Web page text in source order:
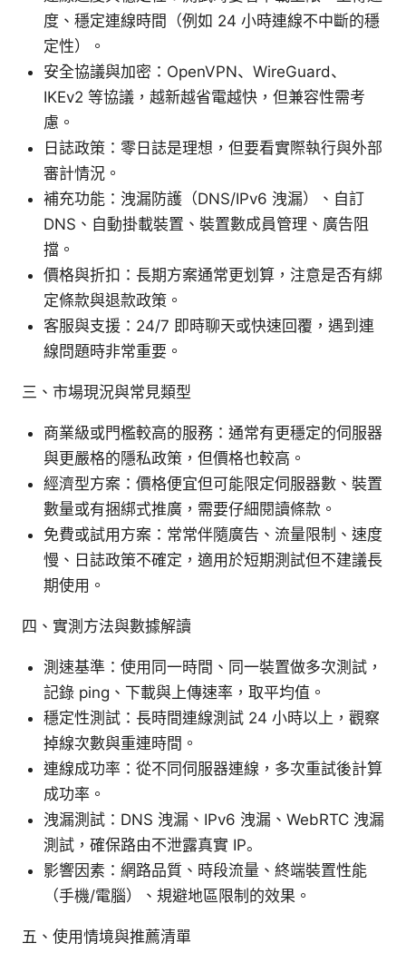
度、穩定連線時間（例如 24 小時連線不中斷的穩
定性）。
安全協議與加密：OpenVPN、WireGuard、
IKEv2 等協議，越新越省電越快，但兼容性需考
慮。
日誌政策：零日誌是理想，但要看實際執行與外部
審計情況。
補充功能：洩漏防護（DNS/IPv6 洩漏）、自訂
DNS、自動掛載裝置、裝置數成員管理、廣告阻
擋。
價格與折扣：長期方案通常更划算，注意是否有綁
定條款與退款政策。
客服與支援：24/7 即時聊天或快速回覆，遇到連
線問題時非常重要。
三、市場現況與常見類型
商業級或門檻較高的服務：通常有更穩定的伺服器
與更嚴格的隱私政策，但價格也較高。
經濟型方案：價格便宜但可能限定伺服器數、裝置
數量或有捆綁式推廣，需要仔細閱讀條款。
免費或試用方案：常常伴隨廣告、流量限制、速度
慢、日誌政策不確定，適用於短期測試但不建議長
期使用。
四、實測方法與數據解讀
測速基準：使用同一時間、同一裝置做多次測試，
記錄 ping、下載與上傳速率，取平均值。
穩定性測試：長時間連線測試 24 小時以上，觀察
掉線次數與重連時間。
連線成功率：從不同伺服器連線，多次重試後計算
成功率。
洩漏測試：DNS 洩漏、IPv6 洩漏、WebRTC 洩漏
測試，確保路由不泄露真實 IP。
影響因素：網路品質、時段流量、終端裝置性能
（手機/電腦）、規避地區限制的效果。
五、使用情境與推薦清單